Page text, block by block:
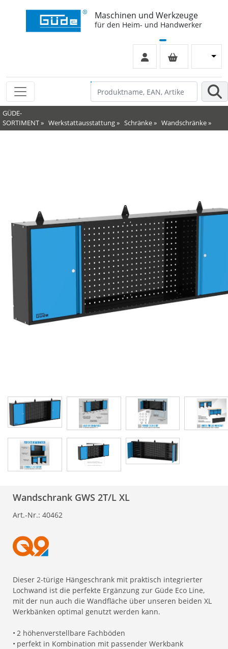
Maschinen und Werkzeuge
für den Heim- und Handwerker
GÜDE-
SORTIMENT» Werkstattausstattung» Schränke» Wandschränke»
Wandschrank GWS 2T/L XL
Art.-Nr.: 40462
Dieser 2-türige Hängeschrank mit praktisch integrierter
Lochwand ist die perfekte Ergänzung zur Güde Eco Line,
mit der nun auch die Wandfläche über unseren beiden XL
Werkbänken optimal genutzt werden kann.
• 2 höhenverstellbare Fachböden
• perfekt in Kombination mit passender Werkbank